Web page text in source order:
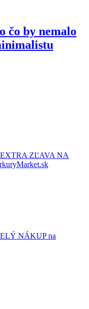
čo by nemalo
ZĽAVA NA
NÁKUP na